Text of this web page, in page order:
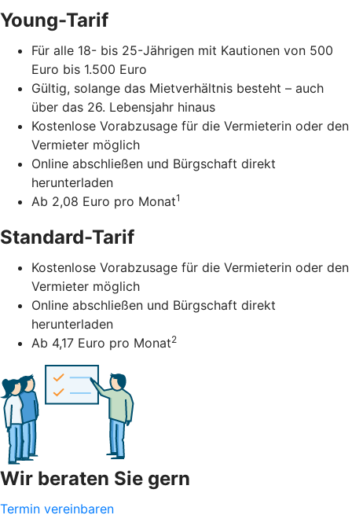
Young-Tarif
Für alle 18- bis 25-Jährigen mit Kautionen von 500
Euro bis 1.500 Euro
Gültig, solange das Mietverhältnis besteht – auch
über das 26. Lebensjahr hinaus
Kostenlose Vorabzusage für die Vermieterin oder den
Vermieter möglich
Online abschließen und Bürgschaft direkt
herunterladen
Ab 2,08 Euro pro Monat1
Standard-Tarif
Kostenlose Vorabzusage für die Vermieterin oder den
Vermieter möglich
Online abschließen und Bürgschaft direkt
herunterladen
Ab 4,17 Euro pro Monat2
Wir beraten Sie gern
Termin vereinbaren